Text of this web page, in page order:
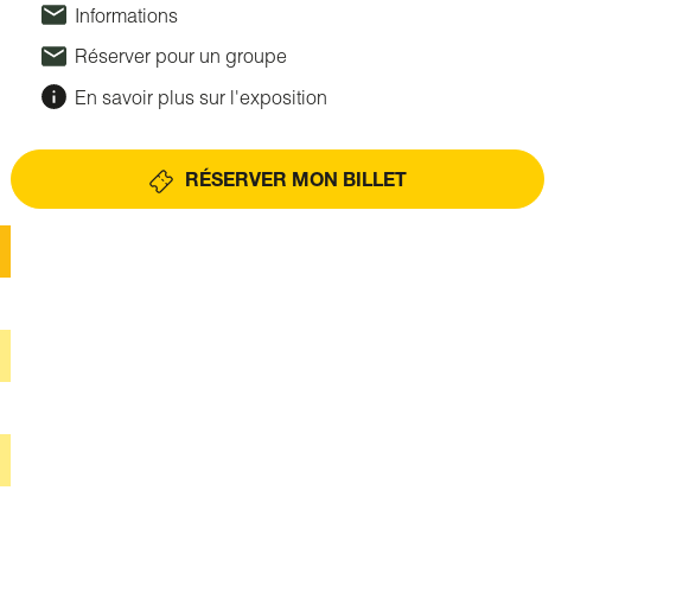
Informations
Réserver pour un groupe
En savoir plus sur l'exposition
RÉSERVER MON BILLET